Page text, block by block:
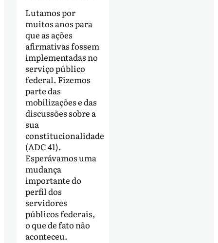
Lutamos por
muitos anos para
que as ações
afirmativas fossem
implementadas no
serviço público
federal. Fizemos
parte das
mobilizações e das
discussões sobre a
sua
constitucionalidade
(ADC 41).
Esperávamos uma
mudança
importante do
perfil dos
servidores
públicos federais,
o que de fato não
aconteceu.